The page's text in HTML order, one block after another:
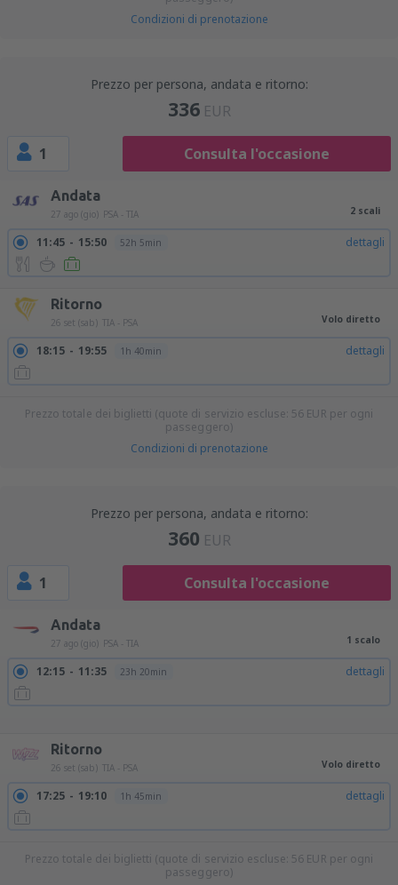
Condizioni di prenotazione
Prezzo per persona, andata e ritorno:
336 EUR
1 Consulta l'occasione
Andata
27 ago (gio) PSA - TIA 2 scali
11:45 15:50 52h 5min dettagli
Ritorno
26 set (sab) TIA - PSA Volo diretto
18:15 19:55 1h 40min dettagli
Prezzo totale dei biglietti (quote di servizio escluse: 56 EUR per ogni
passeggero)
Condizioni di prenotazione
Prezzo per persona, andata e ritorno:
360 EUR
1 Consulta l'occasione
Andata
27 ago (gio) PSA - TIA 1 scalo
12:15 11:35 23h 20min dettagli
Ritorno
26 set (sab) TIA - PSA Volo diretto
17:25 19:10 1h 45min dettagli
Prezzo totale dei biglietti (quote di servizio escluse: 56 EUR per ogni
passeggero)